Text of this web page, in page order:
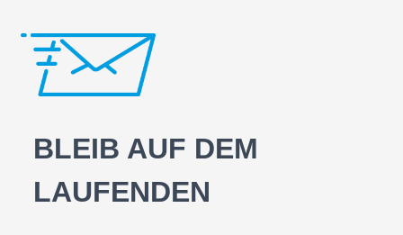
BLEIB AUF DEM
LAUFENDEN